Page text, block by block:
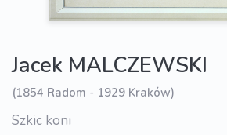
Jacek MALCZEWSKI
(1854 Radom - 1929 Kraków)
Szkic koni